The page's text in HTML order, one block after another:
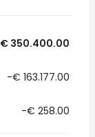
€ 350.400.00
-€ 163.177.00
-€ 258.00